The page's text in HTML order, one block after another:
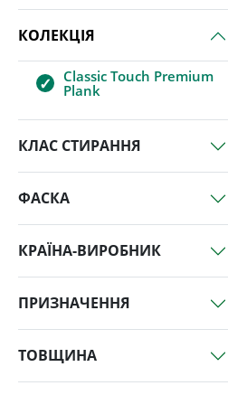
КОЛЕКЦІЯ
Classic Touch Premium
Plank
КЛАС СТИРАННЯ
ФАСКА
КРАЇНА-ВИРОБНИК
ПРИЗНАЧЕННЯ
ТОВЩИНА